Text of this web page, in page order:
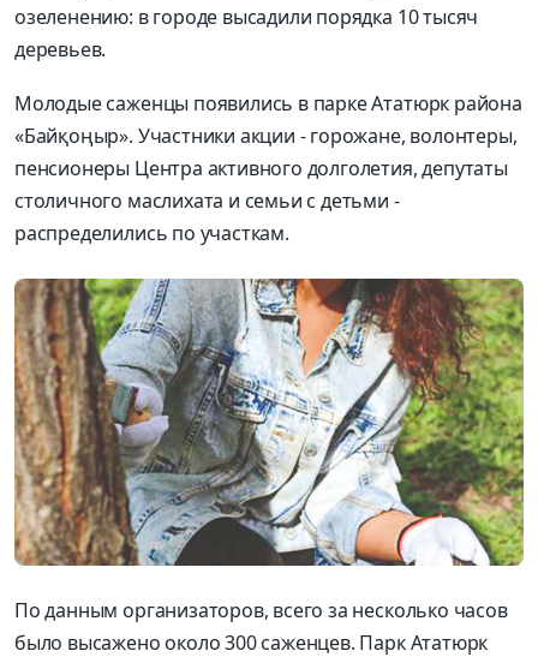
озеленению: в городе высадили порядка 10 тысяч
деревьев.
Молодые саженцы появились в парке Ататюрк района
«Байқоңыр». Участники акции - горожане, волонтеры,
пенсионеры Центра активного долголетия, депутаты
столичного маслихата и семьи с детьми -
распределились по участкам.
По данным организаторов, всего за несколько часов
было высажено около 300 саженцев. Парк Ататюрк